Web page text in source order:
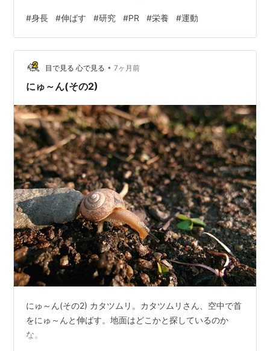
に見る 運動は身長を伸ばすのか 運動は骨・筋肉・代謝・
睡眠を支える バスケやジャンプで直接骨が伸びるとは言
いにくい 筋トレで身長が止まるという俗説はどうか 睡眠
と成長ホルモンをどう説明するべきか 成長曲線を見ない
身長対策は危うい よくある誤解を整理する 家庭でできる
#身長 #伸ばす #研究 #PR #栄養 #運動
目で見る 心で見る • 7ヶ月前
にゅ～ん(その2)
にゅ～ん(その2) カタツムリ。カタツムリさん、空中で首
をにゅ～んと伸ばす。地面はどこかと探しているのか
な。